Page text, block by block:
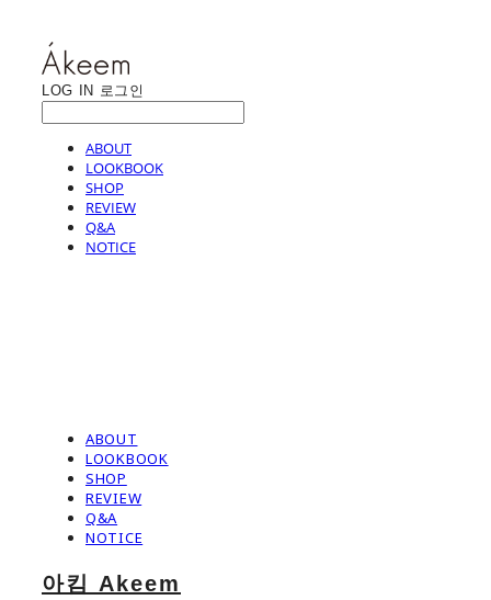
LOG IN 로그인
ABOUT
LOOKBOOK
SHOP
REVIEW
Q&A
NOTICE
ABOUT
LOOKBOOK
SHOP
REVIEW
Q&A
NOTICE
아킴 Akeem